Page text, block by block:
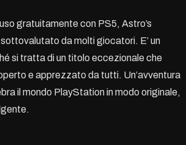
gratuitamente con PS5, Astro’s
da molti giocatori. E’ un
si tratta di un titolo eccezionale che
e apprezzato da tutti. Un’avventura
il mondo PlayStation in modo originale,